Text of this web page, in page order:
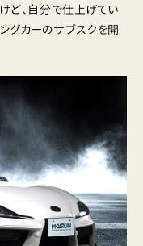
ど、自分で仕上げてい
グカーのサブスクを開